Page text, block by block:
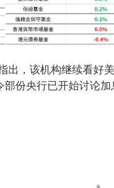
出，该机构继续看好
份央行已开始讨论